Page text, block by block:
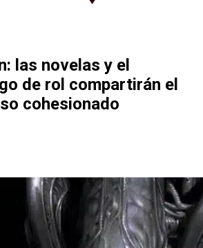
las novelas y el
de rol compartirán el
cohesionado